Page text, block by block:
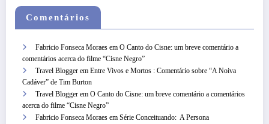
Comentários
Fabricio Fonseca Moraes em O Canto do Cisne: um breve comentário a
comentários acerca do filme “Cisne Negro”
Travel Blogger em Entre Vivos e Mortos : Comentário sobre “A Noiva
Cadáver” de Tim Burton
Travel Blogger em O Canto do Cisne: um breve comentário a comentários
acerca do filme “Cisne Negro”
Fabricio Fonseca Moraes em Série Conceituando: A Persona